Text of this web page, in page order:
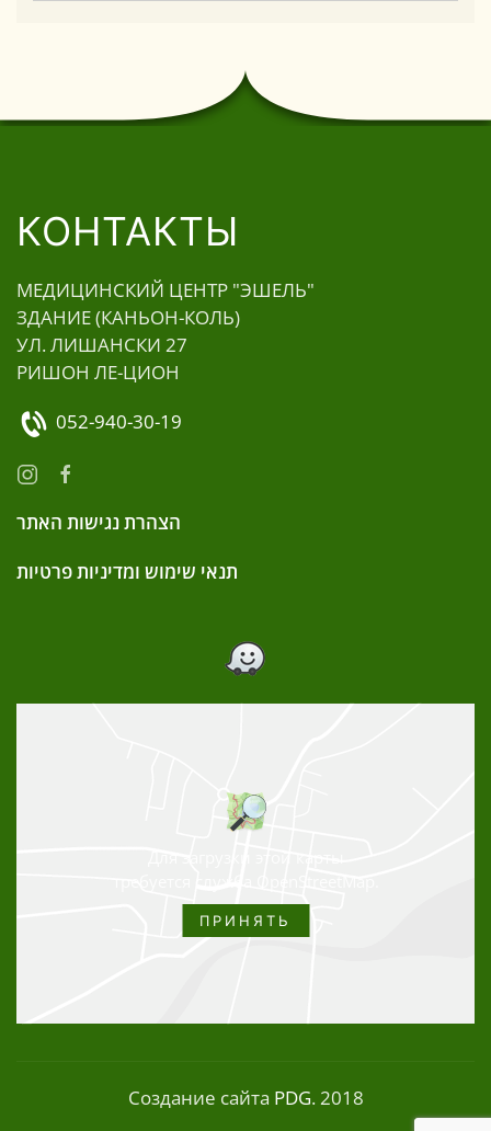
КОНТАКТЫ
МЕДИЦИНСКИЙ ЦЕНТР "ЭШЕЛЬ"
ЗДАНИЕ (КАНЬОН-КОЛЬ)
УЛ. ЛИШАНСКИ 27
РИШОН ЛЕ-ЦИОН
052-940-30-19
הצהרת נגישות האתר
תנאי שימוש ומדיניות פרטיות
ПРИНЯТЬ
Создание сайта PDG. 2018